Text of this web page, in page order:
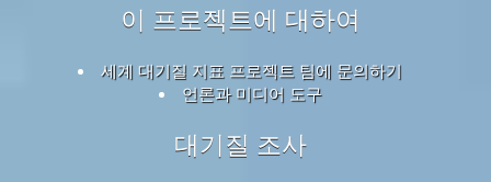
이 프로젝트에 대하여
세계 대기질 지표 프로젝트 팀에 문의하기
언론과 미디어 도구
대기질 조사